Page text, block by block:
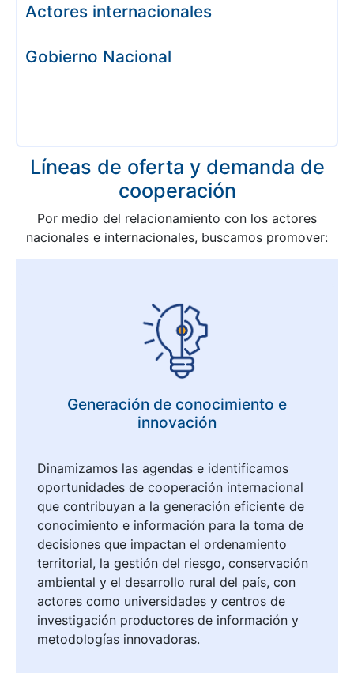
Actores internacionales
Gobierno Nacional
Líneas de oferta y demanda de
cooperación
Por medio del relacionamiento con los actores
nacionales e internacionales, buscamos promover:
Generación de conocimiento e
innovación
Dinamizamos las agendas e identificamos
oportunidades de cooperación internacional
que contribuyan a la generación eficiente de
conocimiento e información para la toma de
decisiones que impactan el ordenamiento
territorial, la gestión del riesgo, conservación
ambiental y el desarrollo rural del país, con
actores como universidades y centros de
investigación productores de información y
metodologías innovadoras.